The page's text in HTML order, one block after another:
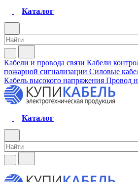
Каталог
Кабели и провода связи Кабели
пожарной сигнализации Силовые
Кабель высокого напряжения Провод
Каталог